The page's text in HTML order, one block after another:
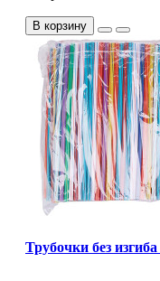
В корзину
Трубочки без